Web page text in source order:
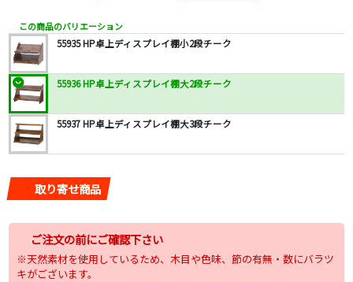
この商品のバリエーション
55935 HP卓上ディスプレイ棚小2段チーク
55936 HP卓上ディスプレイ棚大2段チーク
55937 HP卓上ディスプレイ棚大3段チーク
取り寄せ商品
ご注文の前にご確認下さい
※天然素材を使用しているため、木目や色味、節の有無・数にバラツ
キがございます。